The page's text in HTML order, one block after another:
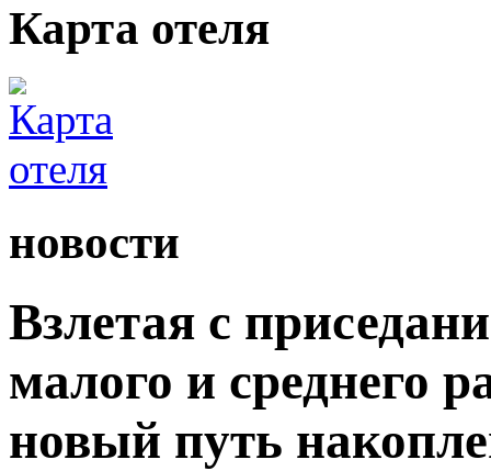
Карта отеля
новости
Взлетая с
малого и среднего
новый путь